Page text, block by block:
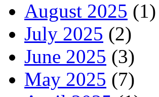
August 2025 (1)
July 2025 (2)
June 2025 (3)
May 2025 (7)